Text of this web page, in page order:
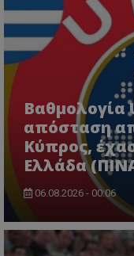
Βαθμολογία
απόσταση
Κύπρος,
Ελλάδα
06.08.2026 - 00:06